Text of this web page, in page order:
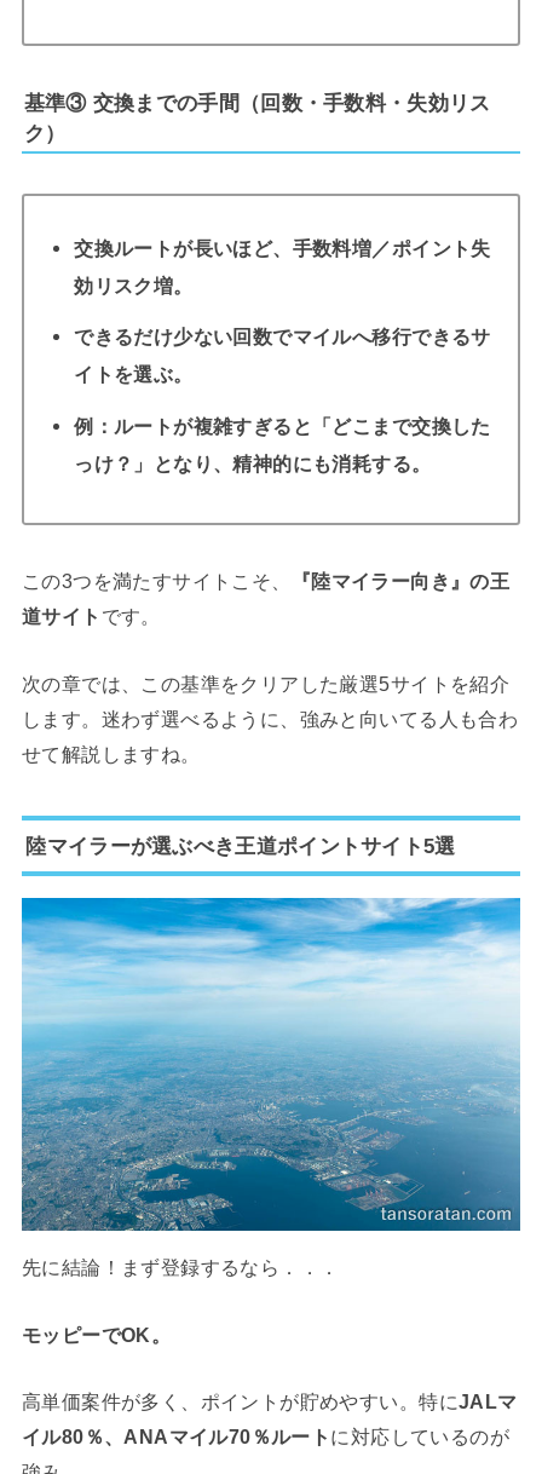
基準③ 交換までの手間（回数・手数料・失効リス
ク）
交換ルートが長いほど、手数料増／ポイント失
効リスク増。
できるだけ少ない回数でマイルへ移行できるサ
イトを選ぶ。
例：ルートが複雑すぎると「どこまで交換した
っけ？」となり、精神的にも消耗する。
この3つを満たすサイトこそ、
『陸マイラー向き』の王
道サイト です。
次の章では、この基準をクリアした厳選5サイトを紹介
します。迷わず選べるように、強みと向いてる人も合わ
せて解説しますね。
陸マイラーが選ぶべき王道ポイントサイト5選
先に結論！まず登録するなら．．．
モッピーでOK。
高単価案件が多く、ポイントが貯めやすい。特にJALマ
イル80％、ANAマイル70％ルート に対応しているのが